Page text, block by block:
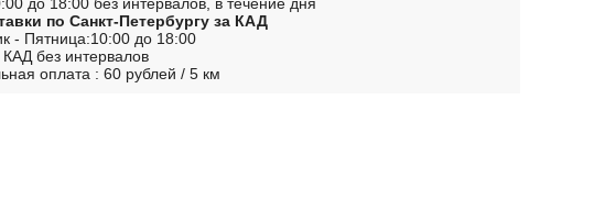
по Санкт-Петербургу за КАД
- Пятница:10:00 до 18:00
КАД без интервалов
оплата : 60 рублей / 5 км